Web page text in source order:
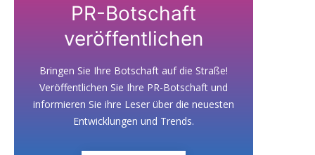
PR-Botschaft
veröffentlichen
Bringen Sie Ihre Botschaft auf die Straße!
Veröffentlichen Sie Ihre PR-Botschaft und
informieren Sie ihre Leser über die neuesten
Entwicklungen und Trends.